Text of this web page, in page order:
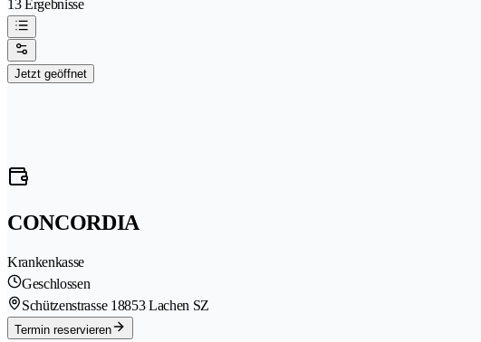
13 Ergebnisse
Jetzt geöffnet
CONCORDIA
Krankenkasse
Geschlossen
Schützenstrasse 18853 Lachen SZ
Termin reservieren